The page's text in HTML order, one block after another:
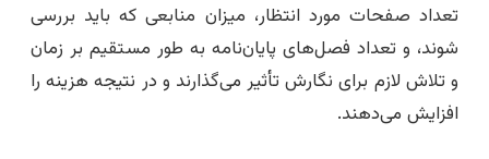
تعداد صفحات مورد انتظار، میزان منابعی که باید بررسی
شوند، و تعداد فصل‌های پایان‌نامه به طور مستقیم بر زمان
و تلاش لازم برای نگارش تأثیر می‌گذارند و در نتیجه هزینه را
افزایش می‌دهند.